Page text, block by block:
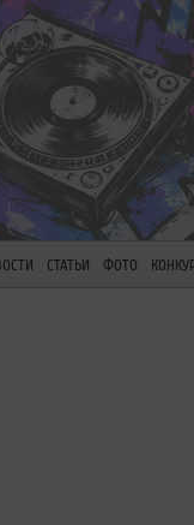
СТАТЬИ ФОТО